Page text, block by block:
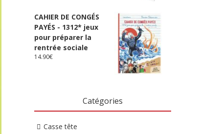
CAHIER DE CONGÉS
PAYÉS - 1312* jeux
pour préparer la
rentrée sociale
14.90€
Catégories
Casse tête